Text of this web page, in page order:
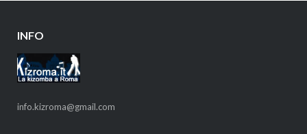
INFO
info.kizroma@gmail.com